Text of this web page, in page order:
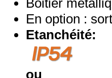
Boitier
En option :
Etanchéité:
ou